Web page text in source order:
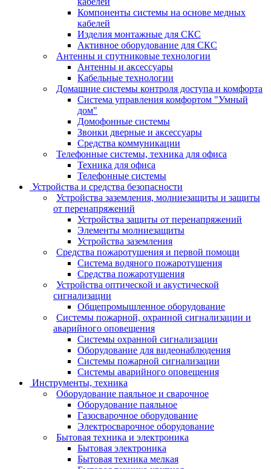
Компоненты системы на основе медных
кабелей
Изделия монтажные для СКС
Активное оборудование для СКС
Антенны и спутниковые технологии
Антенны и аксессуары
Кабельные технологии
Домашние системы контроля доступа и комфорта
Система управления комфортом "Умный
дом"
Домофонные системы
Звонки дверные и аксессуары
Средства коммуникации
Телефонные системы, техника для офиса
Техника для офиса
Телефонные системы
Устройства и средства безопасности
Устройства заземления, молниезащиты и защиты
от перенапряжений
Устройства защиты от перенапряжений
Элементы молниезащиты
Устройства заземления
Средства пожаротушения и первой помощи
Система водяного пожаротушения
Средства пожаротушения
Устройства оптической и акустической
сигнализации
Общепромышленное оборудование
Системы пожарной, охранной сигнализации и
аварийного оповещения
Системы охранной сигнализации
Оборудование для видеонаблюдения
Системы пожарной сигнализации
Системы аварийного оповещения
Инструменты, техника
Оборудование паяльное и сварочное
Оборудование паяльное
Газосварочное оборудование
Электросварочное оборудование
Бытовая техника и электроника
Бытовая электроника
Бытовая техника мелкая